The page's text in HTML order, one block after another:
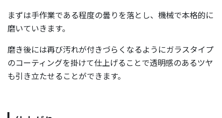
まずは手作業である程度の曇りを落とし、機械で本格的に
磨いていきます。
磨き後には再び汚れが付きづらくなるようにガラスタイプ
のコーティングを掛けて仕上げることで透明感のあるツヤ
も引き立たせることができます。